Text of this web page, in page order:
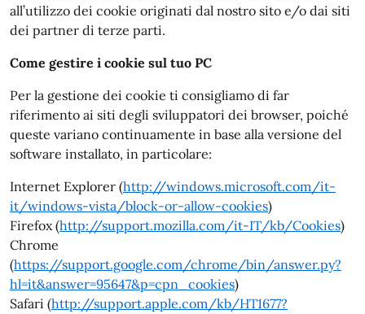
all’utilizzo dei cookie originati dal nostro sito e/o dai siti
dei partner di terze parti.
Come gestire i cookie sul tuo PC
Per la gestione dei cookie ti consigliamo di far
riferimento ai siti degli sviluppatori dei browser, poiché
queste variano continuamente in base alla versione del
software installato, in particolare:
Internet Explorer (http://windows.microsoft.com/it-
it/windows-vista/block-or-allow-cookies)
Firefox (http://support.mozilla.com/it-IT/kb/Cookies)
Chrome
(https://support.google.com/chrome/bin/answer.py?
hl=it&answer=95647&p=cpn_cookies)
Safari (http://support.apple.com/kb/HT1677?